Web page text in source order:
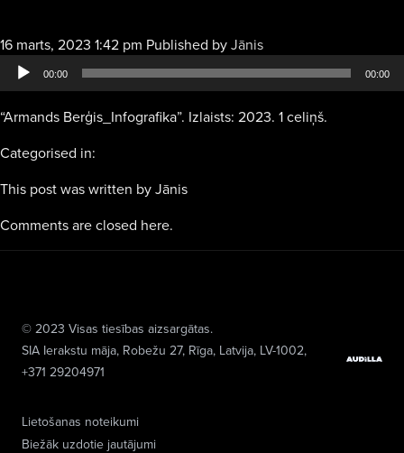
16 marts, 2023 1:42 pm Published byJānisAudio
atskaņotājs
00:00 00:00
“Armands Berģis_Infografika”. Izlaists: 2023. 1 celiņš.
Categorised in:
This post was written by Jānis
Comments are closed here.
Lietošanas noteikumi
Biežāk uzdotie jautājumi
© 2023 Visas tiesības aizsargātas.
SIA Ierakstu māja, Robežu 27, Rīga, Latvija, LV-1002,
+371 29204971